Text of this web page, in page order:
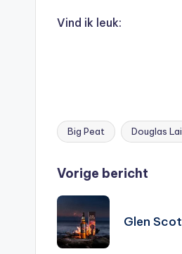
Vind ik leuk:
Tags:
Big Peat Douglas
Bericht
navigatie
Vorige bericht
Glen